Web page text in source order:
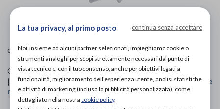
di GIMA
Codice OTGP:GIMZT31162| Riferimento produttore:
| Categoria:Prodotti ospedalieri»Abbigliamento sanitario e
medico
La tua privacy, al primo posto continua senza accettare
Noi, insieme ad alcuni partner selezionati, impieghiamo cookie o
strumenti analoghi per scopi strettamente necessari dal punto di
vista tecnico e, con il tuo consenso, anche per obiettivi legati a
funzionalità, miglioramento dell'esperienza utente, analisi statistiche
e attività di marketing (inclusa la pubblicità personalizzata), come
dettagliato nella nostra cookie policy.